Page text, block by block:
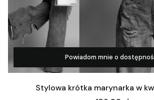
Zobacz produkt
Powiadom mnie o
Stylowa krótka marynarka w